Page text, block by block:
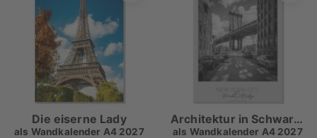
Die eiserne Lady
als Wandkalender A4 2027
Architektur in Schwarzweiß
als Wandkalender A4 2027